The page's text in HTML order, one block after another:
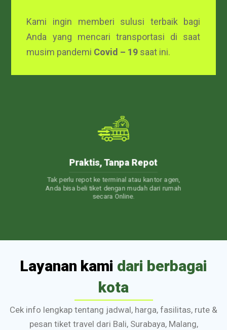
Kami ingin memberi sulusi terbaik bagi
Anda yang mencari transportasi di saat
musim pandemi Covid – 19 saat ini.
24/7 Customer Care
Layanan Customer Service 24 jam. Jadi, kapan
pun Anda punya pertanyaan, Kami akan selalu
siap membantu.
Layanan kami dari berbagai
kota
Cek info lengkap tentang jadwal, harga, fasilitas, rute &
pesan tiket travel dari Bali, Surabaya, Malang,